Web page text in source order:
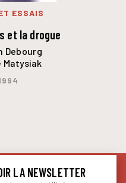
ESSAIS
et la drogue
Debourg
LA NEWSLETTER